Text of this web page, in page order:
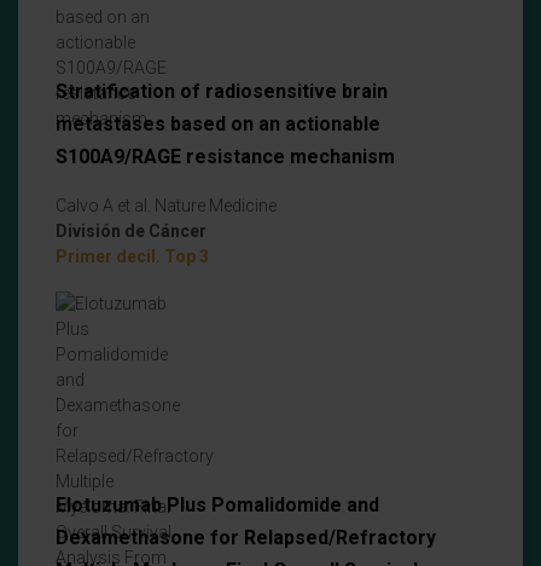
Stratification of radiosensitive brain
metastases based on an actionable
S100A9/RAGE resistance mechanism
Calvo A et al. Nature Medicine
División de Cáncer
Primer decil. Top 3
Elotuzumab Plus Pomalidomide and
Dexamethasone for Relapsed/Refractory